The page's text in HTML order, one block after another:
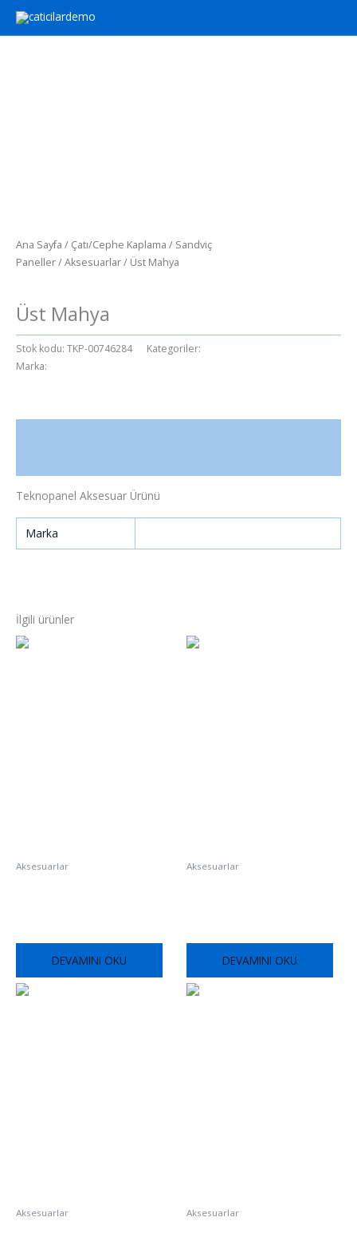
İçeriğe
atla
Ana Sayfa / Çatı/Cephe Kaplama / Sandviç
Paneller/Aksesuarlar/ Üst Mahya
Üst Mahya
Stok kodu: TKP-00746284 Kategoriler:
Marka:
Teknopanel Aksesuar Ürünü
Marka
İlgili ürünler
Aksesuarlar
DEVAMINI OKU
Aksesuarlar
DEVAMINI OKU
Aksesuarlar Aksesuarlar